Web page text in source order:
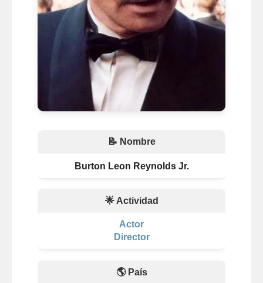
📝 Nombre
Burton Leon Reynolds Jr.
🌟 Actividad
Actor
Director
🌎 País